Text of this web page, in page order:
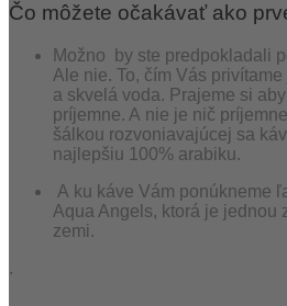
Čo môžete očakávať ako
Možno by ste predpokladali
Ale nie. To, čím Vás
a skvelá voda. Prajeme si
príjemne. A nie je nič
šálkou rozvoniavajúcej sa
najlepšiu 100% arabiku.
A ku káve Vám ponúkneme
Aqua Angels, ktorá je jednou
zemi.
.